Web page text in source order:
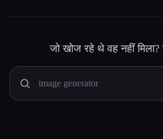
जो खोज रहे थे वह नहीं